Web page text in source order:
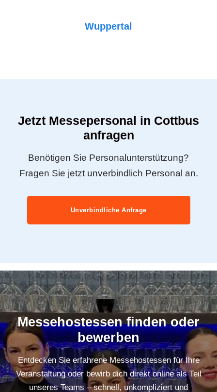
Wuppertal
Jetzt Messepersonal in Cottbus
anfragen
Benötigen Sie Personalunterstützung?
Fragen Sie jetzt unverbindlich Personal an.
Unverbindliche Anfrage
Messehostessen finden oder
bewerben
Entdecken Sie erfahrene Messehostessen für Ihre
Veranstaltung oder bewirb dich direkt online als Teil
unseres Teams – schnell, unkompliziert und